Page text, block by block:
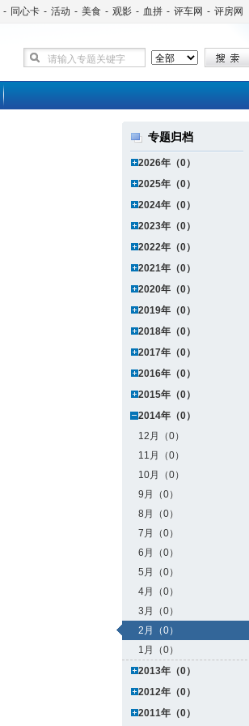
- 同心卡 - 活动 - 美食 - 观影 - 血拼 - 评车网 - 评房网
专题归档
2026年（0）
2025年（0）
2024年（0）
2023年（0）
2022年（0）
2021年（0）
2020年（0）
2019年（0）
2018年（0）
2017年（0）
2016年（0）
2015年（0）
2014年（0）
12月（0）
11月（0）
10月（0）
9月（0）
8月（0）
7月（0）
6月（0）
5月（0）
4月（0）
3月（0）
2月（0）
1月（0）
2013年（0）
2012年（0）
2011年（0）